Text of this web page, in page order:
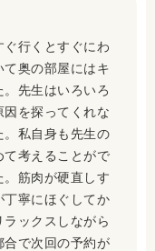
行くとすぐにわ
奥の部屋にはキ
先生はいろいろ
を探ってくれな
私自身も先生の
考えることがで
筋肉が硬直しす
丁寧にほぐしてか
ックスしながら
で次回の予約が